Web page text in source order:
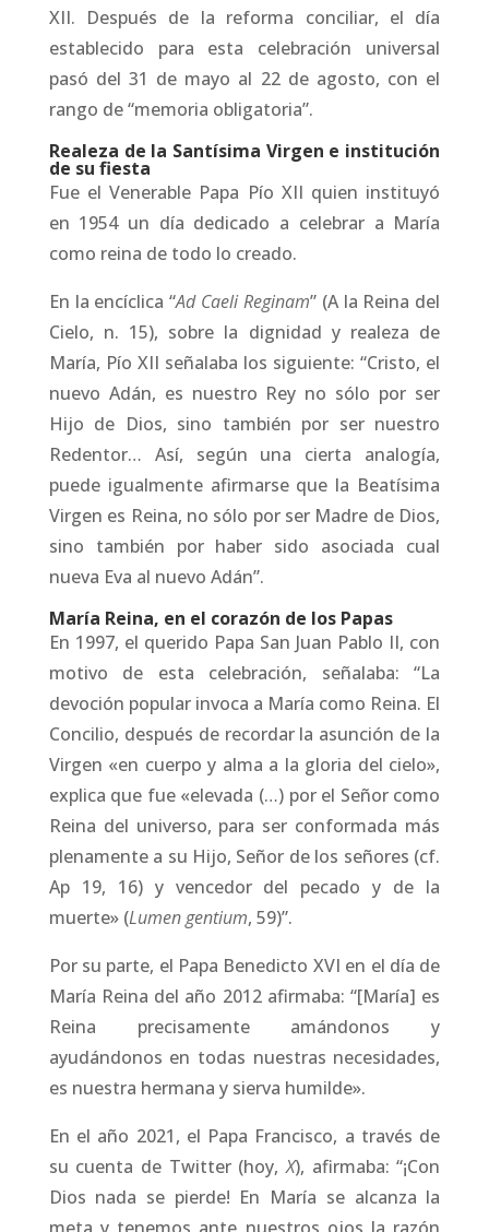
XII. Después de la reforma conciliar, el día
establecido para esta celebración universal
pasó del 31 de mayo al 22 de agosto, con el
rango de “memoria obligatoria”.
Realeza de la Santísima Virgen e institución
de su fiesta
Fue el Venerable Papa Pío XII quien instituyó
en 1954 un día dedicado a celebrar a María
como reina de todo lo creado.
En la encíclica “Ad Caeli Reginam” (A la Reina del
Cielo, n. 15), sobre la dignidad y realeza de
María, Pío XII señalaba los siguiente: “Cristo, el
nuevo Adán, es nuestro Rey no sólo por ser
Hijo de Dios, sino también por ser nuestro
Redentor… Así, según una cierta analogía,
puede igualmente afirmarse que la Beatísima
Virgen es Reina, no sólo por ser Madre de Dios,
sino también por haber sido asociada cual
nueva Eva al nuevo Adán”.
María Reina, en el corazón de los Papas
En 1997, el querido Papa San Juan Pablo II, con
motivo de esta celebración, señalaba: “La
devoción popular invoca a María como Reina. El
Concilio, después de recordar la asunción de la
Virgen «en cuerpo y alma a la gloria del cielo»,
explica que fue «elevada (…) por el Señor como
Reina del universo, para ser conformada más
plenamente a su Hijo, Señor de los señores (cf.
Ap 19, 16) y vencedor del pecado y de la
muerte» (Lumen gentium, 59)”.
Por su parte, el Papa Benedicto XVI en el día de
María Reina del año 2012 afirmaba: “[María] es
Reina precisamente amándonos y
ayudándonos en todas nuestras necesidades,
es nuestra hermana y sierva humilde».
En el año 2021, el Papa Francisco, a través de
su cuenta de Twitter (hoy,X), afirmaba: “¡Con
Dios nada se pierde! En María se alcanza la
meta y tenemos ante nuestros ojos la razón